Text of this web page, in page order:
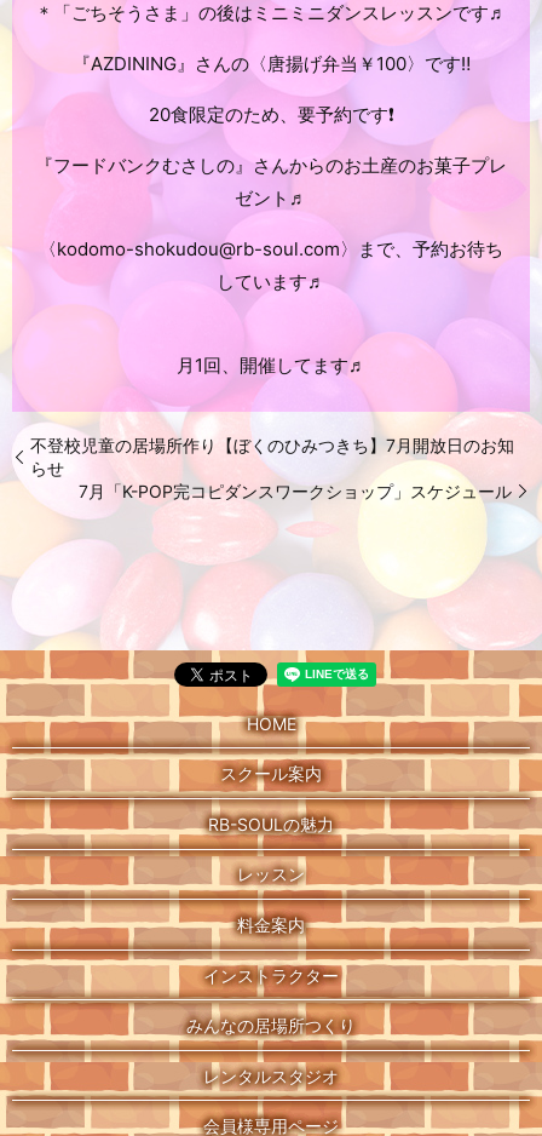
＊「ごちそうさま」の後はミニミニダンスレッスンです♬
『AZDINING』さんの〈唐揚げ弁当￥100〉です‼️
20食限定のため、要予約です❗️
『フードバンクむさしの』さんからのお土産のお菓子プレ
ゼント♬
〈kodomo-shokudou@rb-soul.com〉まで、予約お待ち
しています♬
月1回、開催してます♬
不登校児童の居場所作り【ぼくのひみつきち】7月開放日のお知
らせ
7月「K-POP完コピダンスワークショップ」スケジュール
HOME
スクール案内
RB-SOULの魅力
レッスン
料金案内
インストラクター
みんなの居場所つくり
レンタルスタジオ
会員様専用ページ